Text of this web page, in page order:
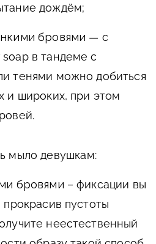
дождём;
бровями — с
в тандеме с
тенями можно добиться
и широких, при этом
мыло девушкам:
бровями –фиксации вы
прокрасив пустоты
неестественный